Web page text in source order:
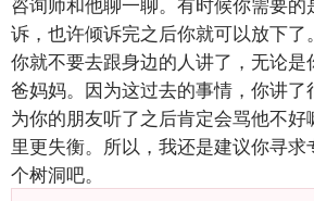
诉，也许倾诉完之后你就可以放下了
你就不要去跟身边的人讲了，无论
爸妈妈。因为这过去的事情，你讲了
为你的朋友听了之后肯定会骂他不
里更失衡。所以，我还是建议你寻
个树洞吧。